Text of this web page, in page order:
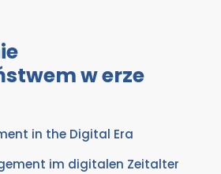
w erze
in the Digital Era
im digitalen Zeitalter